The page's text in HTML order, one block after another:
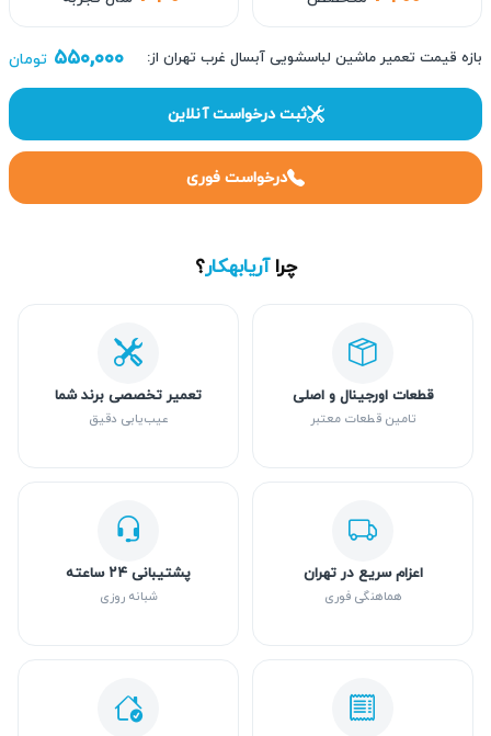
بازه قیمت تعمیر ماشین لباسشویی آبسال غرب تهران از: ۵۵۰,۰۰۰ تومان
ثبت درخواست آنلاین
درخواست فوری
چراآریابهکار؟
قطعات اورجینال و اصلی
تامین قطعات معتبر
تعمیر تخصصی برند شما
عیب‌یابی دقیق
اعزام سریع در تهران
هماهنگی فوری
پشتیبانی ۲۴ ساعته
شبانه روزی